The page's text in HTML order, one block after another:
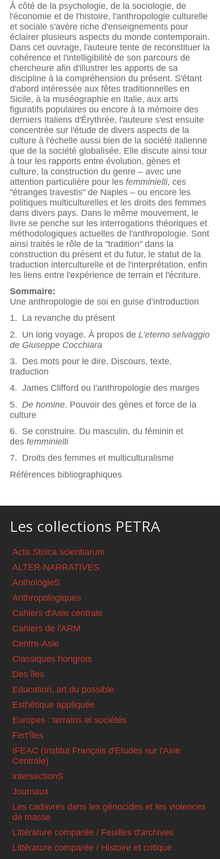
À côté de la psychologie, de la sociologie, de
l'économie et de l'histoire, l'anthropologie culturelle
et sociale s'avère riche d'enseignements pour
éclairer plusieurs aspects du monde contemporain.
Dans cet ouvrage, l'auteure tente de reconstituer la
cohérence et l'intelligibilité de son parcours de
chercheure afin d'illustrer les apports de sa
discipline à la compréhension du présent. S'étant
d'abord intéressée aux fêtes traditionnelles en
Sicile, à la muséographie en Italie, aux arts
figuratifs populaires ou encore à la mémoire des
derniers Italiens d'Érythrée, l'auteure s'est ensuite
concentrée sur l'étude de divers aspects de la
culture à l'échelle aussi bien de la société italienne
que de la société globalisée. Elle discute ainsi tour
à tour les rapports entre évolution, gènes et
culture, la construction du genre – avec une
attention particulière pour les femminielli, ces
"étranges travestis" de Naples – ou encore les
politiques multiculturelles et les droits des femmes
dans divers pays. Dans le même mouvement, le
livre se penche sur les interrogations théoriques et
méthodologiques actuelles de l'anthropologie. Sont
ainsi traités le rôle de la "tradition" dans la
construction du présent et du futur, le statut de la
traduction interculturelle et de l'interprétation, enfin
les liens entre l'expérience de terrain et l'écriture.
Sommaire:
Une anthropologie de soi en guise d’introduction
1. La revanche du présent
2. Un long voyage. À propos de L’eterno selvaggio
de Giuseppe Cocchiara
3. Des mots pour le dire. Discours, texte,
traduction
4. James Clifford ou l’anthropologie des marges
5. De homine. Pouvoir des gènes et force de la
culture
6. Se construire. Du masculin, du féminin et
des femminielli
7. Droits des femmes et multiculturalisme
Références bibliographiques
Les collections PETRA
Acta Stoica scientiarum
ALTER-NARRATIVES
AnthologieS
Anthropologiques
Cahiers d'Asie centrale
Cahiers de l'ARM
Centre-Asie
Classiques hongrois
Des îles
Education, art du possible
Esthétique appliquée
Europes : terrains et sociétés
Fert'îles
IFEAC (Institut Français d'Etudes sur l'Asie
Centrale)
intersectionS
Journaux
Les cadavres dans les génocides et les violences
de masse
Littérature comparée / Feuilles d'archives
Littérature comparée / Histoire et critique